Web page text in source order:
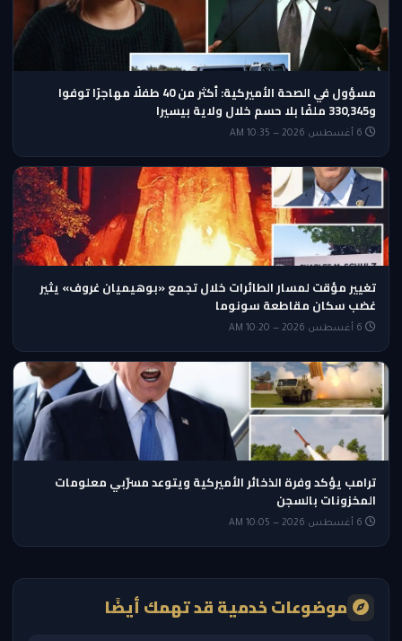
مسؤول في الصحة الأميركية: أكثر من 40 طفلًا مهاجرًا توفوا
و330,345 ملفًا بلا حسم خلال ولاية بيسيرا
تغيير مؤقت لمسار الطائرات خلال تجمع «بوهيميان غروف» يثير
غضب سكان مقاطعة سونوما
ترامب يؤكد وفرة الذخائر الأميركية ويتوعد مسرّبي معلومات
المخزونات بالسجن
موضوعات خدمية قد تهمك أيضًا